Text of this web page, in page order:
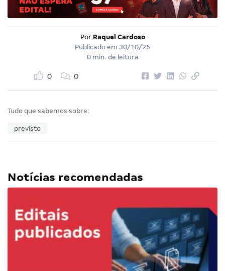
Por Raquel Cardoso
Publicado em 30/10/25
0 min. de leitura
0 0
Tudo que sabemos sobre:
previsto
Notícias recomendadas